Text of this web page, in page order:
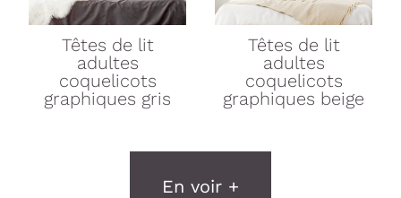
Têtes de lit
adultes
coquelicots
graphiques gris
Têtes de lit
adultes
coquelicots
graphiques beige
En voir +